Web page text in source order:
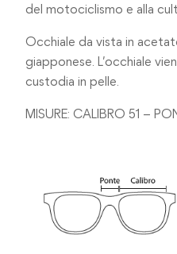
del motociclismo e alla
Occhiale da vista in
giapponese. L’occhiale
custodia in pelle.
MISURE: CALIBRO 51 –